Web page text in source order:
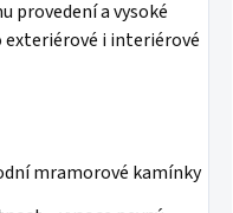
provedení a vysoké
i interiérové
mramorové kamínky